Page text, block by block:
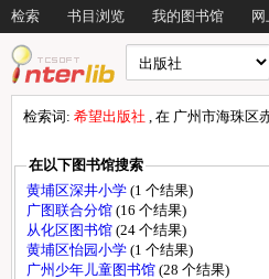
检索 书目浏览 我的图书馆
检索词: 希望出版社 , 在 广州市海珠区
在以下图书馆搜索
黄埔区深井小学 (1 个结果)
广图联合分馆 (16 个结果)
从化区图书馆 (24 个结果)
黄埔区怡园小学 (1 个结果)
广州少年儿童图书馆 (28 个结果)